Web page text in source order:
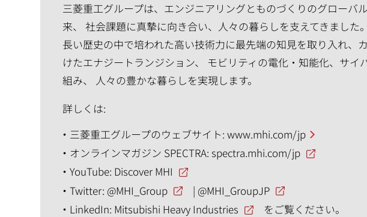
三菱重工グループは、エンジニアリングとものづくりのグローバ
来、 社会課題に真摯に向き合い、人々の暮らしを支えてきました。
長い歴史の中で培われた高い技術力に最先端の知見を取り入れ、
けたエナジートランジション、 モビリティの電化・知能化、サイ
組み、 人々の豊かな暮らしを実現します。
詳しくは:
三菱重工グループのウェブサイト: www.mhi.com/jp
オンラインマガジン SPECTRA: spectra.mhi.com/jp
YouTube: Discover MHI
Twitter: @MHI_Group | @MHI_GroupJP
LinkedIn: Mitsubishi Heavy Industries をご覧ください。